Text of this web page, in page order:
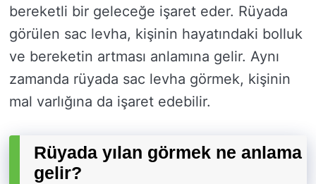
bereketli bir geleceğe işaret eder. Rüyada
görülen sac levha, kişinin hayatındaki bolluk
ve bereketin artması anlamına gelir. Aynı
zamanda rüyada sac levha görmek, kişinin
mal varlığına da işaret edebilir.
Rüyada yılan görmek ne anlama
gelir?